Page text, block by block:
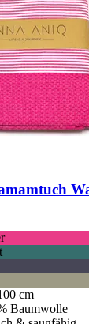
cm
Baumwolle